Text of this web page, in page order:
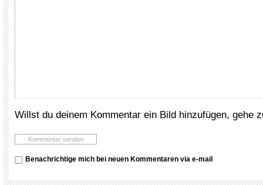
Willst du deinem Kommentar ein Bild hinzufügen, gehe
Benachrichtige mich bei neuen Kommentaren via e-mail